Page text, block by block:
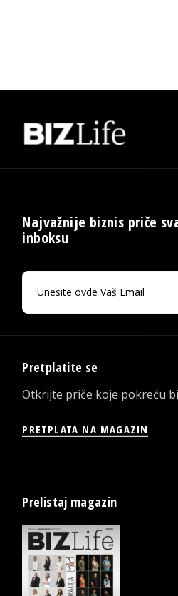
Najvažnije biznis priče
inboksu
Pretplatite se
Otkrijte priče koje pokreću
PRETPLATA NA MAGAZIN
Prelistaj magazin